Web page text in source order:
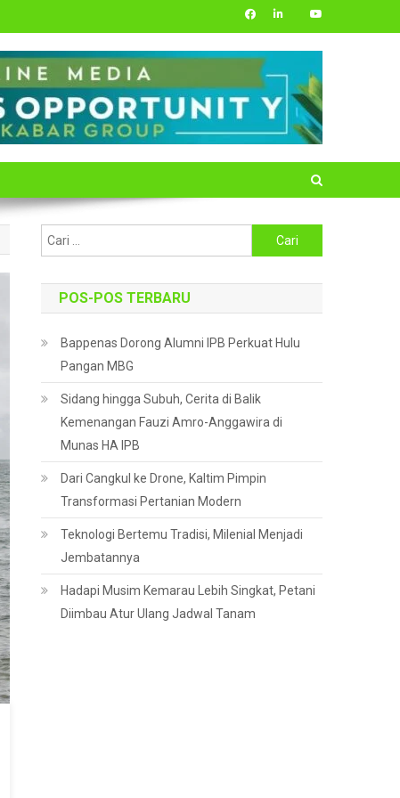
untuk:
POS-POS TERBARU
Bappenas Dorong Alumni IPB Perkuat Hulu
Pangan MBG
Sidang hingga Subuh, Cerita di Balik
Kemenangan Fauzi Amro-Anggawira di
Munas HA IPB
Dari Cangkul ke Drone, Kaltim Pimpin
Transformasi Pertanian Modern
Teknologi Bertemu Tradisi, Milenial Menjadi
Jembatannya
Hadapi Musim Kemarau Lebih Singkat, Petani
Diimbau Atur Ulang Jadwal Tanam